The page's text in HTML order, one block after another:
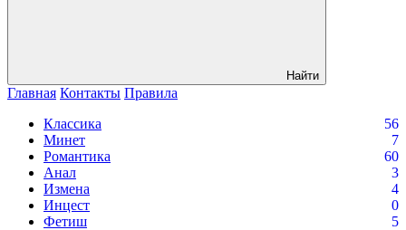
Найти
Главная Контакты Правила
Классика
56
Минет
7
Романтика
60
Анал
3
Измена
4
Инцест
0
Фетиш
5